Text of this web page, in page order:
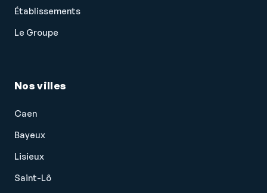
Établissements
Le Groupe
Nos villes
Caen
Bayeux
Lisieux
Saint-Lô